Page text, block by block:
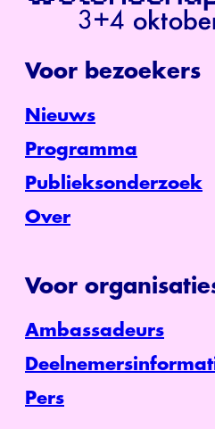
Voor bezoekers
Nieuws
Programma
Publieksonderzoek
Over
Voor
Ambassadeurs
Pers